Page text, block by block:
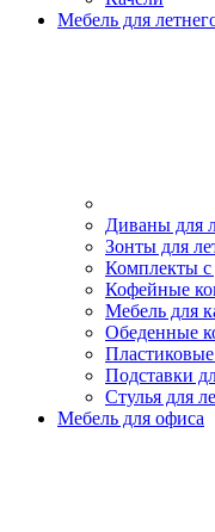
Мебель для
Диваны для
Зонты для
Комплекты
Кофейные
Мебель для
Обеденные
Пластиковые
Подставки
Стулья для
Мебель для офиса